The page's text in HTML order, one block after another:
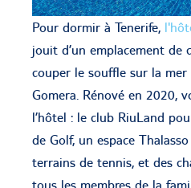
Pour dormir à Tenerife,
jouit d’un emplacement de
couper le souffle sur la
Gomera. Rénové en 2020,
l’hôtel : le club RiuLand
de Golf, un espace
terrains de tennis, et des
tous les membres de la